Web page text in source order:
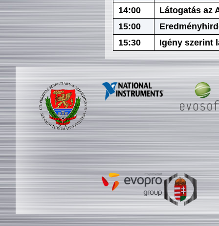
14:00
Látogatás az
15:00
15:30
Igény szerint